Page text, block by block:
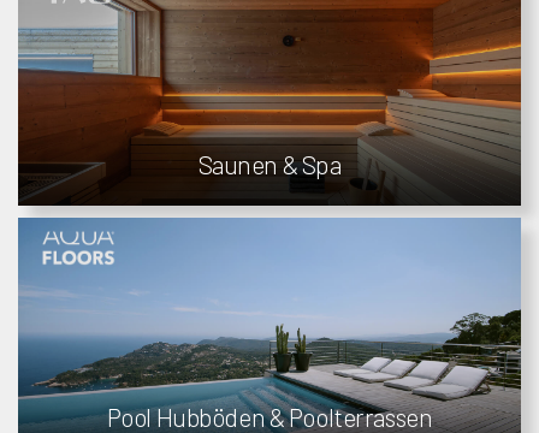
Saunen & Spa
Pool Hubböden & Poolterrassen